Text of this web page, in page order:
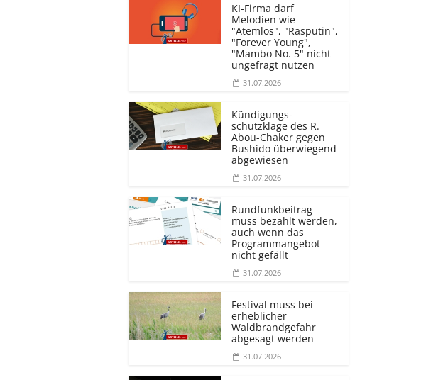
KI-Firma darf
Melodien wie
"Atemlos", "Rasputin",
"Forever Young",
"Mambo No. 5" nicht
ungefragt nutzen
31.07.2026
Kündigungs­
schutzklage des R.
Abou-Chaker gegen
Bushido überwiegend
abgewiesen
31.07.2026
Rundfunkbeitrag
muss bezahlt werden,
auch wenn das
Programmangebot
nicht gefällt
31.07.2026
Festival muss bei
erheblicher
Waldbrandgefahr
abgesagt werden
31.07.2026